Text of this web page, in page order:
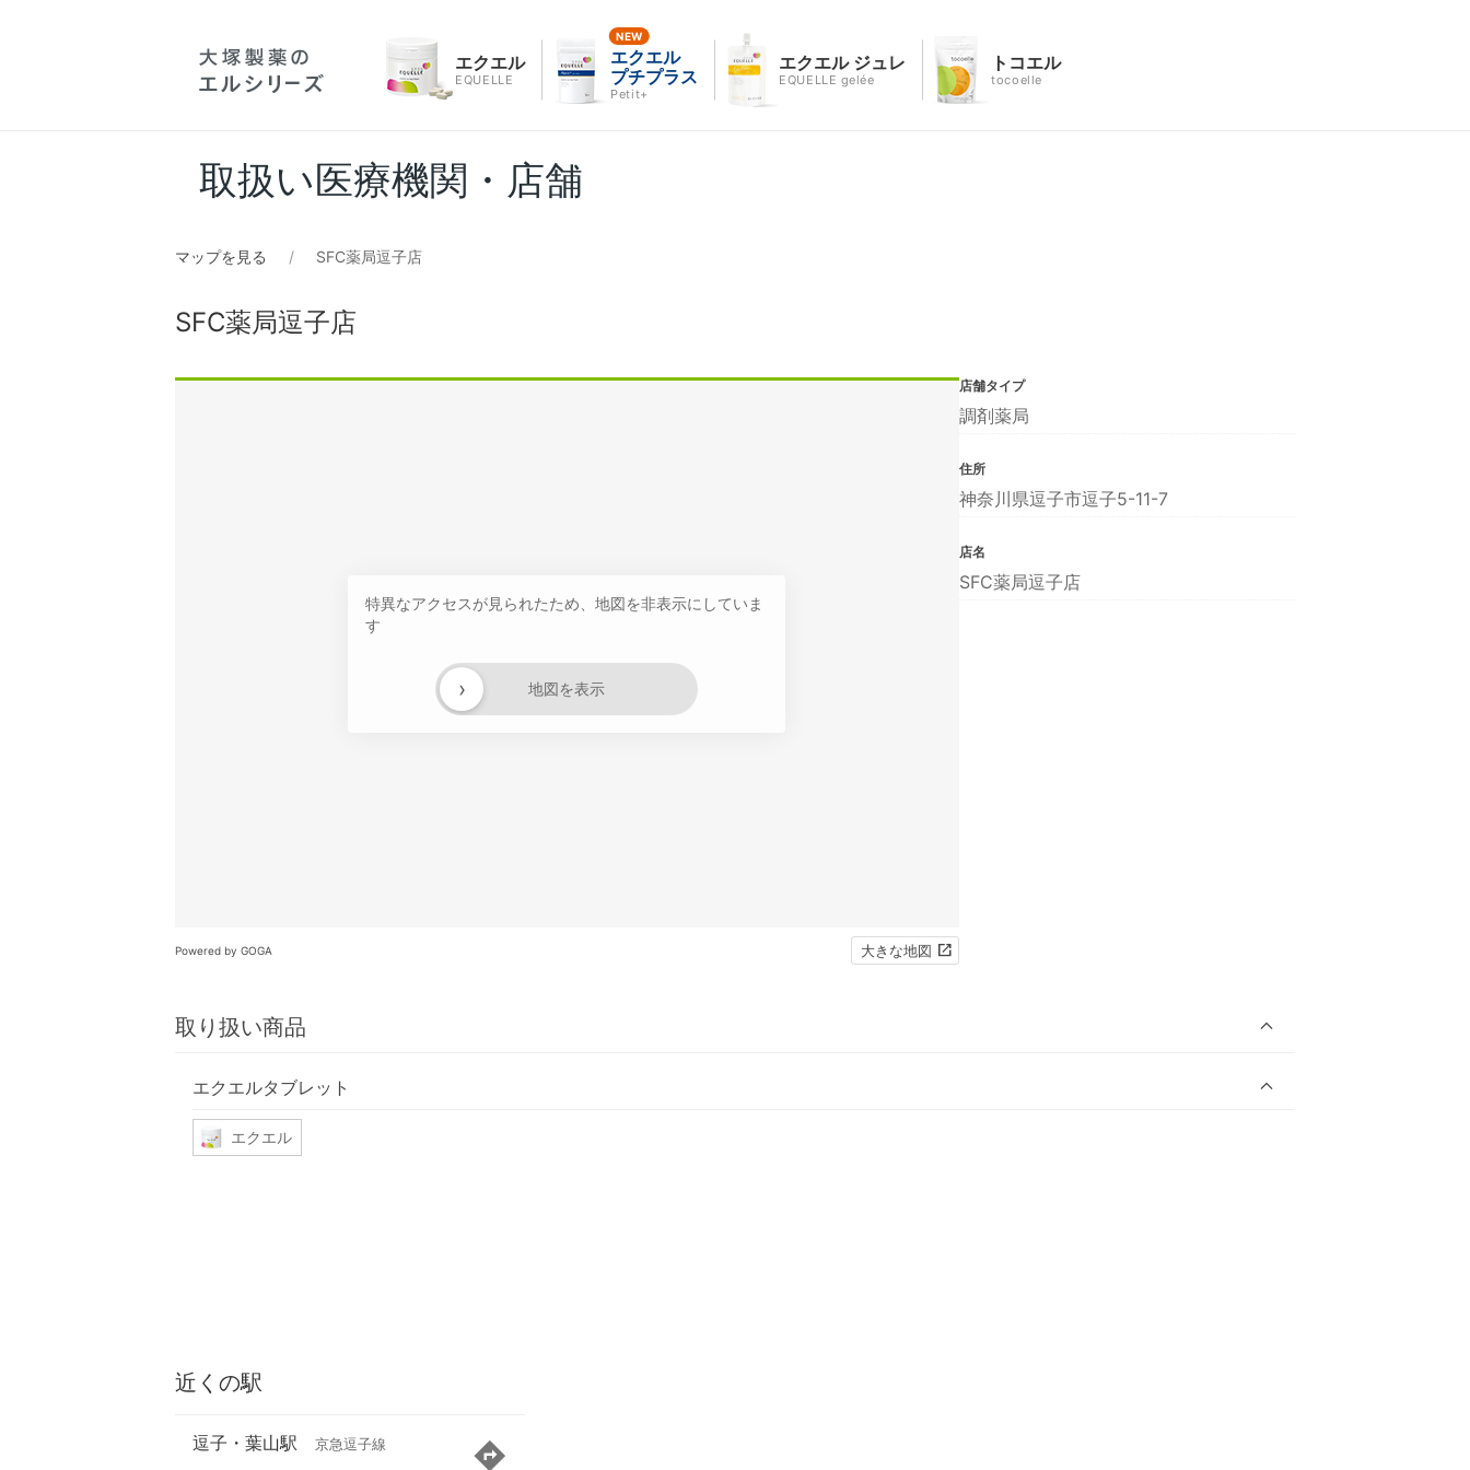
エクエル
EQUELLE
エクエル
プチプラス
Petit+
エクエル ジュレ
EQUELLE gelée
トコエル
tocoelle
取扱い医療機関・店舗
マップを見る SFC薬局逗子店
SFC薬局逗子店
特異なアクセスが見られたため、地図を非表示にしていま
す
地図を表示
›
Powered by GOGA 大きな地図
取り扱い商品
エクエルタブレット
エクエル
店舗タイプ
調剤薬局
住所
神奈川県逗子市逗子5-11-7
店名
SFC薬局逗子店
近くの駅
逗子・葉山駅 京急逗子線